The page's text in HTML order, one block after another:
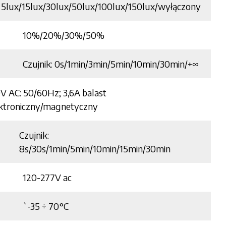
5lux/15lux/30lux/50lux/100lux/150lux/wyłączony
10%/20%/30%/50%
Czujnik: 0s/1min/3min/5min/10min/30min/+∞
AC: 50/60Hz; 3,6A balast
magnetyczny
Czujnik:
8s/30s/1min/5min/10min/15min/30min
120-277V ac
`-35 ÷ 70°C